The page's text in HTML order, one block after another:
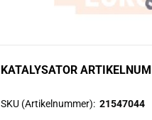
KATALYSATOR
SKU (Artikelnummer) 21547044